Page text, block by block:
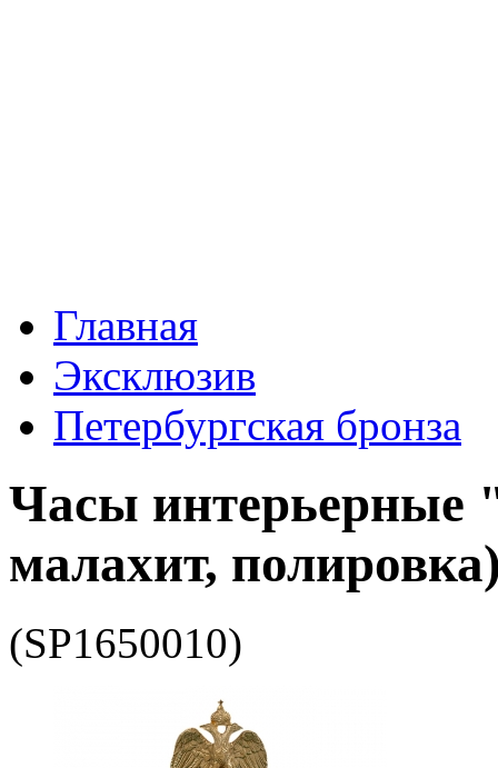
Главная
Эксклюзив
Петербургская бронза
Часы интерьерные
малахит,
(SP1650010)